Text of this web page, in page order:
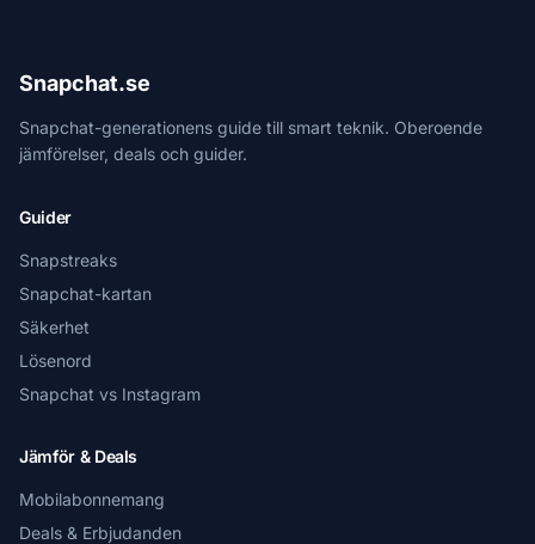
Snapchat.se
Snapchat-generationens guide till smart teknik. Oberoende
jämförelser, deals och guider.
Guider
Snapstreaks
Snapchat-kartan
Säkerhet
Lösenord
Snapchat vs Instagram
Jämför & Deals
Mobilabonnemang
Deals & Erbjudanden